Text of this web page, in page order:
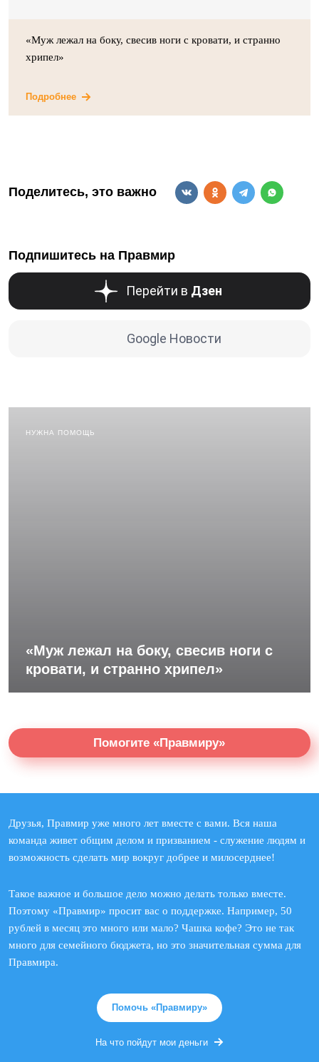
«Муж лежал на боку, свесив ноги с кровати, и странно
хрипел»
Подробнее
Поделитесь, это важно
Подпишитесь на Правмир
Перейти в Дзен
Google Новости
НУЖНА ПОМОЩЬ
«Муж лежал на боку, свесив ноги с
кровати, и странно хрипел»
Помогите «Правмиру»
Друзья, Правмир уже много лет вместе с вами. Вся наша
команда живет общим делом и призванием - служение людям и
возможность сделать мир вокруг добрее и милосерднее!
Такое важное и большое дело можно делать только вместе.
Поэтому «Правмир» просит вас о поддержке. Например, 50
рублей в месяц это много или мало? Чашка кофе? Это не так
много для семейного бюджета, но это значительная сумма для
Правмира.
Помочь «Правмиру»
На что пойдут мои деньги